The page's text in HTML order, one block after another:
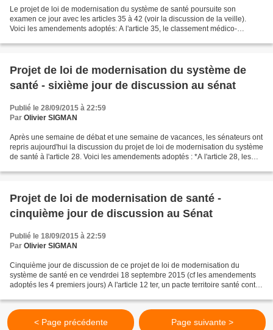
Le projet de loi de modernisation du système de santé poursuite son
examen ce jour avec les articles 35 à 42 (voir la discussion de la veille).
Voici les amendements adoptés: A l'article 35, le classement médico-
Projet de loi de modernisation du système de
santé - sixième jour de discussion au sénat
Publié le 28/09/2015 à 22:59
Par Olivier SIGMAN
Après une semaine de débat et une semaine de vacances, les sénateurs ont
repris aujourd'hui la discussion du projet de loi de modernisation du système
de santé à l'article 28. Voici les amendements adoptés : *A l'article 28, les
Projet de loi de modernisation de santé -
cinquième jour de discussion au Sénat
Publié le 18/09/2015 à 22:59
Par Olivier SIGMAN
Cinquième jour de discussion de ce projet de loi de modernisation du
système de santé en ce vendrdei 18 septembre 2015 (cf les amendements
adoptés les 4 premiers jours) A l'article 12 ter, un pacte territoire santé contre
< Page précédente Page suivante >